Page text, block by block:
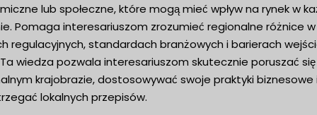
lub społeczne, które mogą mieć wpływ na rynek w
Pomaga interesariuszom zrozumieć regionalne różnice w
regulacyjnych, standardach branżowych i barierach
wiedza pozwala interesariuszom skutecznie poruszać
krajobrazie, dostosowywać swoje praktyki biznesowe
lokalnych przepisów.